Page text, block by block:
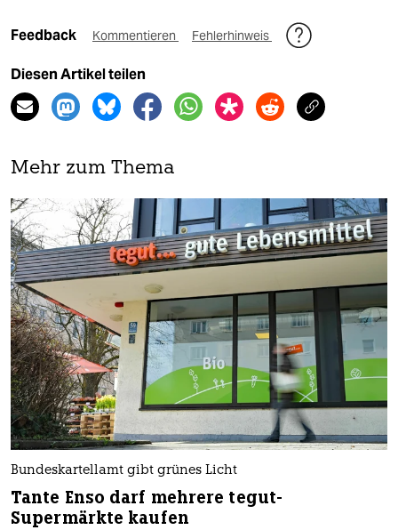
Feedback Kommentieren Fehlerhinweis
Diesen Artikel teilen
Mehr zum Thema
Bundeskartellamt gibt grünes Licht
Tante Enso darf mehrere tegut-
Supermärkte kaufen